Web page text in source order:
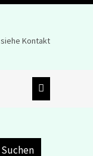
siehe Kontakt